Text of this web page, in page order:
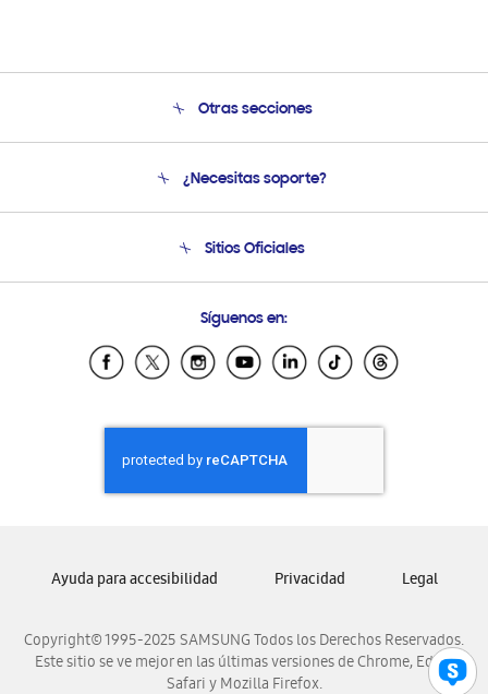
Otras secciones
Soporte
¿Necesitas soporte?
Soporte vía eMail
Sitios Oficiales
Samsung Ecuador
Samsung El Salvador
Samsung Honduras
Samsung Nicaragua
Samsung Panamá
Samsung Venezuela
Síguenos en:
Copyright© 1995-2025 SAMSUNG Todos los Derechos Reservados.
Este sitio se ve mejor en las últimas versiones de Chrome, Edge,
Safari y Mozilla Firefox.
Ayuda para accesibilidad Privacidad Legal